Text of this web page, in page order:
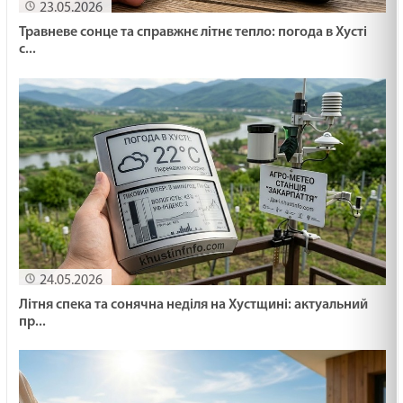
23.05.2026
Травневе сонце та справжнє літнє тепло: погода в Хусті
с...
24.05.2026
Літня спека та сонячна неділя на Хустщині: актуальний
пр...